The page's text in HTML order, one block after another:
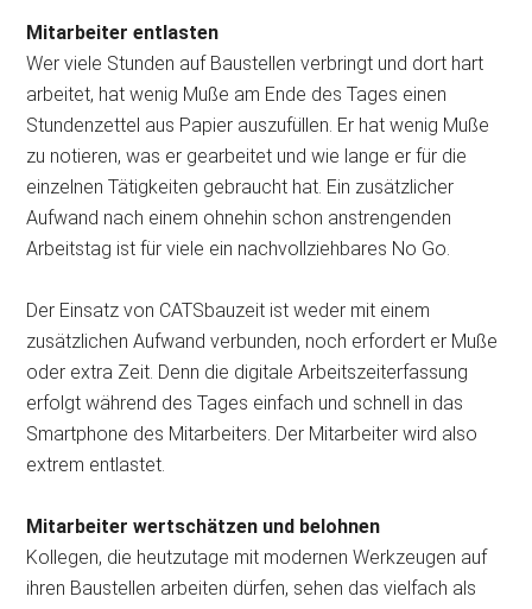
Mitarbeiter entlasten
Wer viele Stunden auf Baustellen verbringt und dort hart
arbeitet, hat wenig Muße am Ende des Tages einen
Stundenzettel aus Papier auszufüllen. Er hat wenig Muße
zu notieren, was er gearbeitet und wie lange er für die
einzelnen Tätigkeiten gebraucht hat. Ein zusätzlicher
Aufwand nach einem ohnehin schon anstrengenden
Arbeitstag ist für viele ein nachvollziehbares No Go.
Der Einsatz von CATSbauzeit ist weder mit einem
zusätzlichen Aufwand verbunden, noch erfordert er Muße
oder extra Zeit. Denn die digitale Arbeitszeiterfassung
erfolgt während des Tages einfach und schnell in das
Smartphone des Mitarbeiters. Der Mitarbeiter wird also
extrem entlastet.
Mitarbeiter wertschätzen und belohnen
Kollegen, die heutzutage mit modernen Werkzeugen auf
ihren Baustellen arbeiten dürfen, sehen das vielfach als